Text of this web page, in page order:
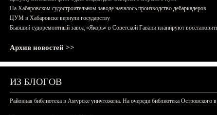
На Хабаровском судостроительном заводе началось производство дебаркадеров
ЦУМ в Хабаровске вернули государству
Бывший судоремонтный завод «Якорь» в Советской Гавани планируют
Архив новостей >>
ИЗ БЛОГОВ
Районная библиотека в Амурске уничтожена. На очереди библиотека Островского